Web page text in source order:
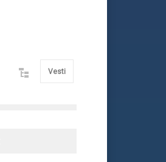
Vesti